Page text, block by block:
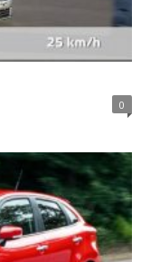
0